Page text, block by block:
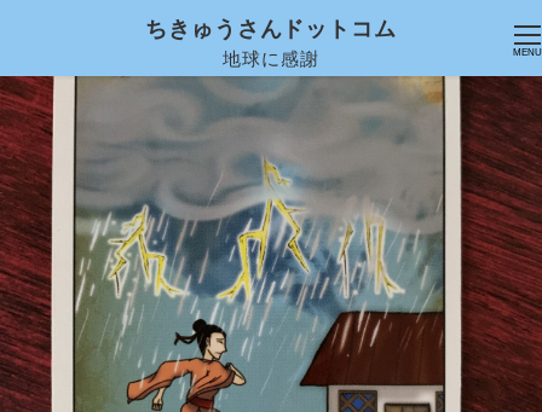
ちきゅうさんドットコム
地球に感謝 MENU